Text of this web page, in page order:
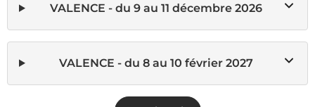
VALENCE - du 9 au 11 décembre 2026
VALENCE - du 8 au 10 février 2027